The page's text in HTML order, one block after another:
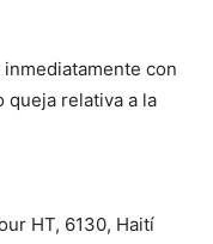
con
queja relativa a la
HT, 6130, Haití